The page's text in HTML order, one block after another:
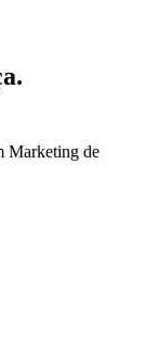
Marketing de